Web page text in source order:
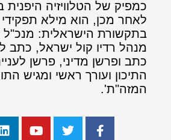
כמפיק של הטלוויזיה היפנית
לאחר מכן, הוא מילא
בתקשורת הישראלית: מנכ"ל
מנהל רדיו קול ישראל, כתב
כתב ופרשן מדיני, פרשן
התיכון ועורך ראשי ומגיש
המזה"ת'.